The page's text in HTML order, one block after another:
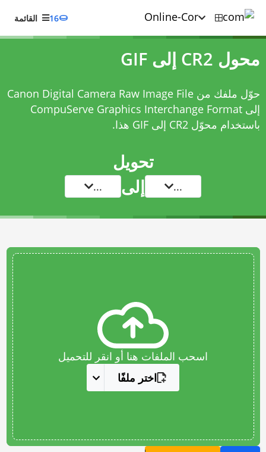
16 القائمة
محول CR2 إلى GIF
حوّل ملفك من Canon Digital Camera Raw Image File
إلى CompuServe Graphics Interchange Format
باستخدام محوّل CR2 إلى GIF هذا.
تحويل
... إلى ...
اسحب الملفات هنا أو انقر للتحميل
اختر ملفًا